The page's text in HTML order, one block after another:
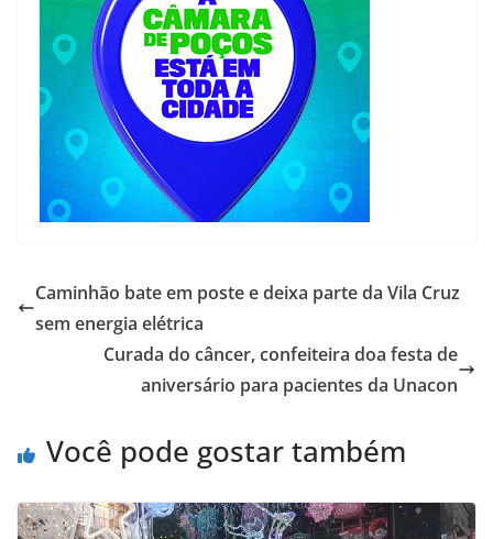
Caminhão bate em poste e deixa parte da Vila Cruz
sem energia elétrica
Curada do câncer, confeiteira doa festa de
aniversário para pacientes da Unacon
Você pode gostar também